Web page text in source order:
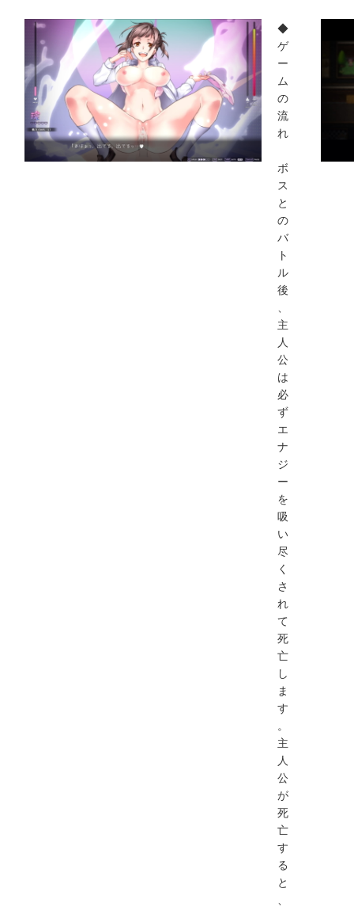
◆
ゲ
ー
ム
の
流
れ
ボ
ス
と
の
バ
ト
ル
後
主
人
公
は
必
ず
エ
ナ
ジ
ー
を
吸
い
尽
く
さ
れ
て
死
亡
し
ま
す
。
主
人
公
が
死
亡
す
る
と